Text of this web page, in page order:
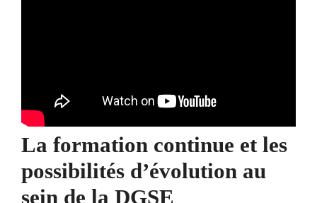
La formation continue et les
possibilités d’évolution au
sein de la DGSE